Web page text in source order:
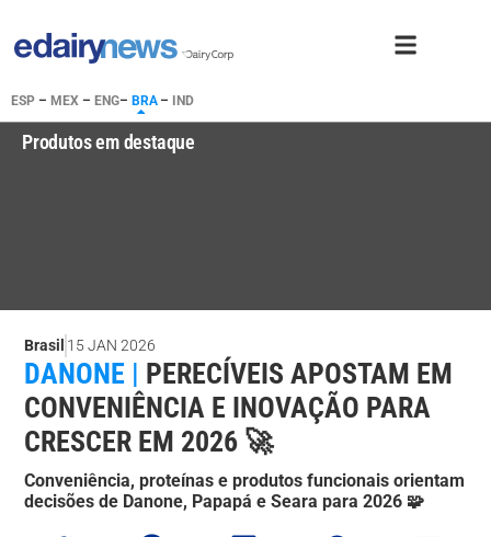
ESP – MEX – ENG– BRA– IND
Produtos em destaque
Brasil 15 JAN 2026
DANONE | PERECÍVEIS APOSTAM EM
CONVENIÊNCIA E INOVAÇÃO PARA
CRESCER EM 2026 🚀
Conveniência, proteínas e produtos funcionais orientam
decisões de Danone, Papapá e Seara para 2026 🧩